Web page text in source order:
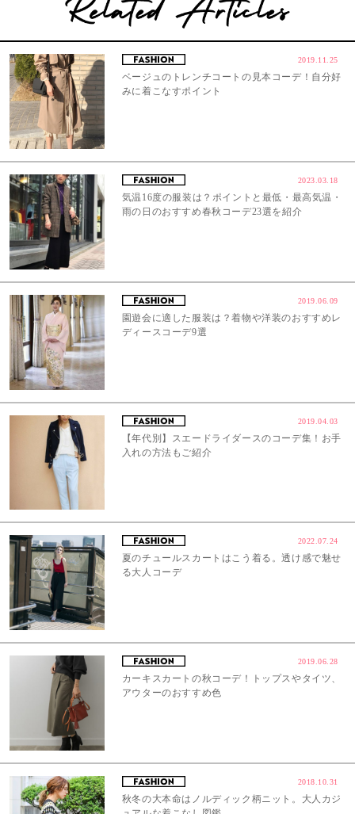
2019.11.25
ベージュのトレンチコートの見本コーデ！自分好
みに着こなすポイント
2023.03.18
気温16度の服装は？ポイントと最低・最高気温・
雨の日のおすすめ春秋コーデ23選を紹介
2019.06.09
園遊会に適した服装は？着物や洋装のおすすめレ
ディースコーデ9選
2019.04.03
【年代別】スエードライダースのコーデ集！お手
入れの方法もご紹介
2022.07.24
夏のチュールスカートはこう着る。透け感で魅せ
る大人コーデ
2019.06.28
カーキスカートの秋コーデ！トップスやタイツ、
アウターのおすすめ色
2018.10.31
秋冬の大本命はノルディック柄ニット。大人カジ